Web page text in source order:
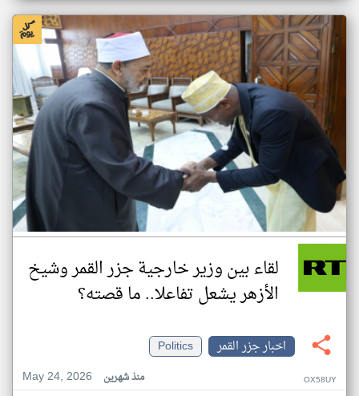
لقاء بين وزير خارجية جزر القمر وشيخ
الأزهر يشعل تفاعلا.. ما قصته؟
اخبار جزر القمر
Politics
May 24, 2026
منذ شهرين OX58UY